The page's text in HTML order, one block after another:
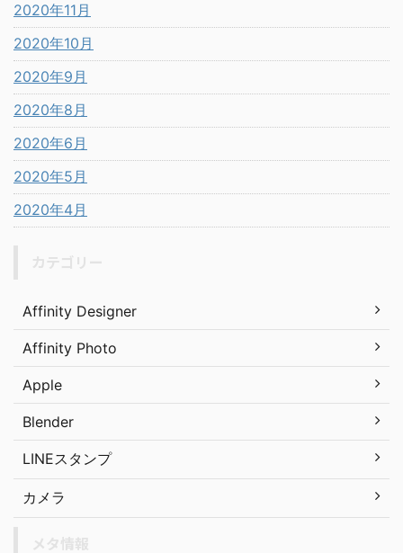
2020年11月
2020年10月
2020年9月
2020年8月
2020年6月
2020年5月
2020年4月
Affinity Designer
Affinity Photo
Apple
Blender
LINEスタンプ
カメラ